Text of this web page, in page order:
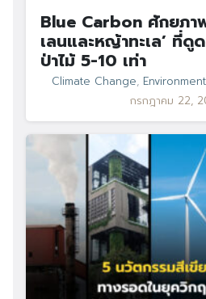
Search
for:
Blue Carbon ศักยภา
เลนและหญ้าทะเล’ ที่ดู
ป่าไม้ 5-10 เท่า
Climate Change,
กรกฎาคม 22,